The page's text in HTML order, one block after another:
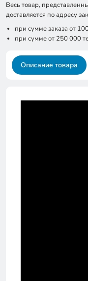
Весь товар,
доставляется по адресу
при сумме заказа от
при сумме от 250 000
Описание товара